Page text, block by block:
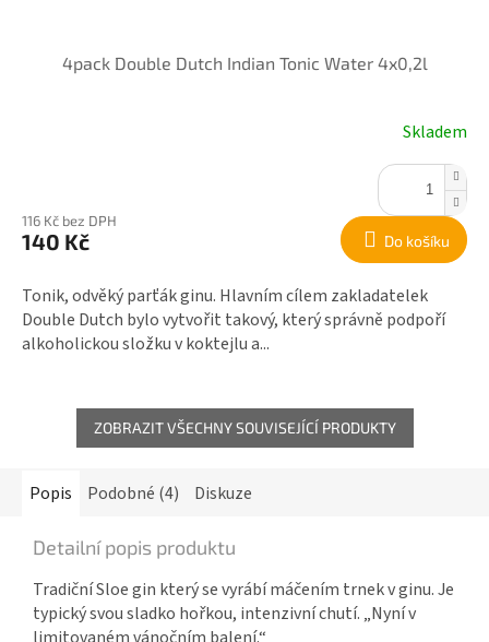
4pack Double Dutch Indian Tonic Water 4x0,2l
Skladem
116 Kč bez DPH
140 Kč Do košíku
Tonik, odvěký parťák ginu. Hlavním cílem zakladatelek
Double Dutch bylo vytvořit takový, který správně podpoří
alkoholickou složku v koktejlu a...
ZOBRAZIT VŠECHNY SOUVISEJÍCÍ PRODUKTY
Popis Podobné (4) Diskuze
Detailní popis produktu
Tradiční Sloe gin který se vyrábí máčením trnek v ginu. Je
typický svou sladko hořkou, intenzivní chutí. „Nyní v